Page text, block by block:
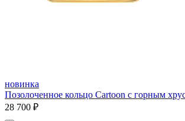
новинка
Позолоченное кольцо Cartoon c горным
28 700 ₽